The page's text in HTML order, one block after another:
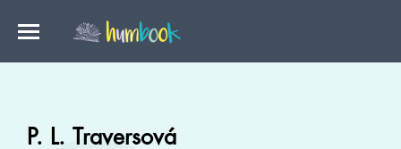
P. L. Traversová